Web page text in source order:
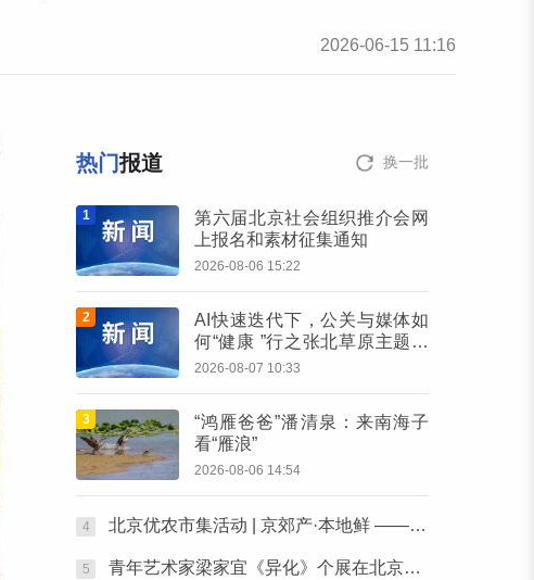
2026-06-15 11:16
热门报道 换一批
1
第六届北京社会组织推介会网
上报名和素材征集通知
2026-08-06 15:22
2
AI快速迭代下，公关与媒体如
何“健康 ”行之张北草原主题活
动圆满落幕
2026-08-07 10:33
3
“鸿雁爸爸”潘清泉：来南海子
看“雁浪”
2026-08-06 14:54
4 北京优农市集活动 | 京郊产·本地鲜 ——本周六，去朝阳公园“鲜”起来！
5 青年艺术家梁家宜《异化》个展在北京金台艺术馆启幕：以先锋艺术跨界公益，探寻“身体生成”的时代命题